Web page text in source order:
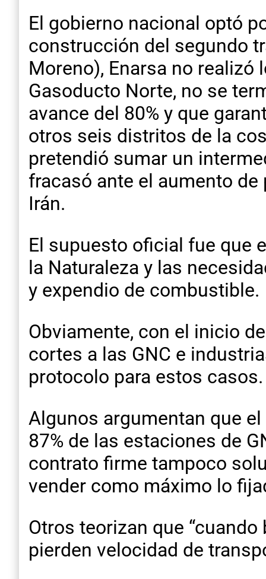
El gobierno nacional optó
construcción del segundo
Moreno), Enarsa no
Gasoducto Norte, no se
avance del 80% y que
otros seis distritos de la
pretendió sumar un
fracasó ante el aumento de
Irán.
El supuesto oficial fue que
la Naturaleza y las
y expendio de combustible.
Obviamente, con el inicio
cortes a las GNC e
protocolo para estos casos.
Algunos argumentan que
87% de las estaciones de
contrato firme tampoco
vender como máximo lo
Otros teorizan que
pierden velocidad de